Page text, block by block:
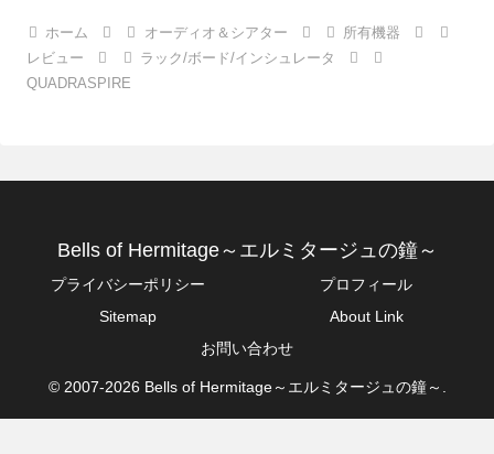
ホーム オーディオ＆シアター
所有機器
レビュー
ラック/ボード/インシュレータ
QUADRASPIRE
Bells of Hermitage～エルミタージュの鐘～
プライバシーポリシー
プロフィール
Sitemap
About Link
お問い合わせ
© 2007-2026 Bells of Hermitage～エルミタージュの鐘～.